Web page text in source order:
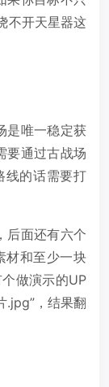
不开天星器这
是唯一稳定获
要通过古战场
的话需要打
后面还有六个
材和至少一块
做演示的UP
，结果翻